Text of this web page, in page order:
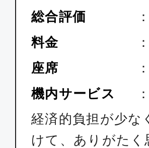
総合評価 ：
料金 ：
座席 ：
機内サービス ：
経済的負担が少な
けて、ありがた